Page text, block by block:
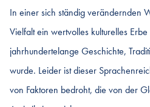
In einer sich ständig verändernden
Vielfalt ein wertvolles kulturelles
jahrhundertelange Geschichte,
wurde. Leider ist dieser
von Faktoren bedroht, die von der